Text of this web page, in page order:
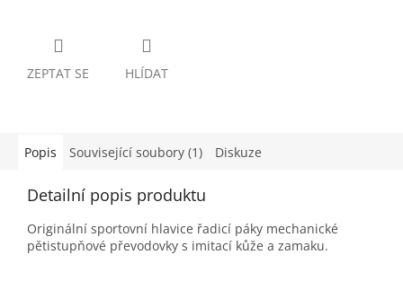
ZEPTAT SE HLÍDAT
Popis Související soubory (1) Diskuze
Detailní popis produktu
Originální sportovní hlavice řadicí páky mechanické
pětistupňové převodovky s imitací kůže a zamaku.